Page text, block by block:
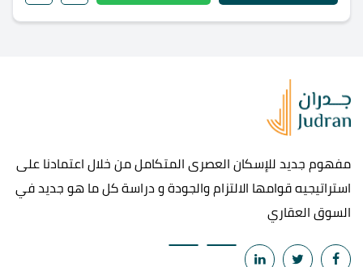
مفهوم جديد للإسكان العصرى المتكامل من خلال اعتمادنا على
استراتيجيه قوامها الالتزام والجودة و دراسة كل ما هو جديد في
السوق العقاري